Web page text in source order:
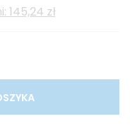
145,24 zł